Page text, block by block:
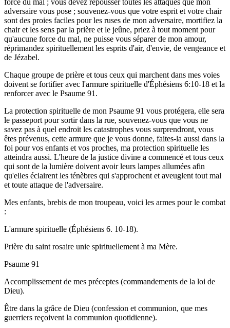
adversaire vous pose ; souvenez-vous que votre esprit et votre chair
sont des proies faciles pour les ruses de mon adversaire, mortifiez la
chair et les sens par la prière et le jeûne, priez à tout moment pour
qu'aucune force du mal, ne puisse vous séparer de mon amour,
réprimandez spirituellement les esprits d'air, d'envie, de vengeance et
de Jézabel.
Chaque groupe de prière et tous ceux qui marchent dans mes voies
doivent se fortifier avec l'armure spirituelle d'Éphésiens 6:10-18 et la
renforcer avec le Psaume 91.
La protection spirituelle de mon Psaume 91 vous protégera, elle sera
le passeport pour sortir dans la rue, souvenez-vous que vous ne
savez pas à quel endroit les catastrophes vous surprendront, vous
êtes prévenus, cette armure que je vous donne, faites-la aussi dans la
foi pour vos enfants et vos proches, ma protection spirituelle les
atteindra aussi. L'heure de la justice divine a commencé et tous ceux
qui sont de la lumière doivent avoir leurs lampes allumées afin
qu'elles éclairent les ténèbres qui s'approchent et aveuglent tout mal
et toute attaque de l'adversaire.
Mes enfants, brebis de mon troupeau, voici les armes pour le combat
:
L'armure spirituelle (Éphésiens 6. 10-18).
Prière du saint rosaire unie spirituellement à ma Mère.
Psaume 91
Accomplissement de mes préceptes (commandements de la loi de
Dieu).
Être dans la grâce de Dieu (confession et communion, que mes
guerriers reçoivent la communion quotidienne).